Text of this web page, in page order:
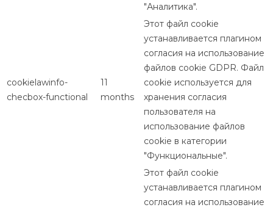
"Аналитика".
cookielawinfo-
checbox-functional
11
months
Этот файл cookie
устанавливается плагином
согласия на использование
файлов cookie GDPR. Файл
cookie используется для
хранения согласия
пользователя на
использование файлов
cookie в категории
"Функциональные".
Этот файл cookie
устанавливается плагином
согласия на использование